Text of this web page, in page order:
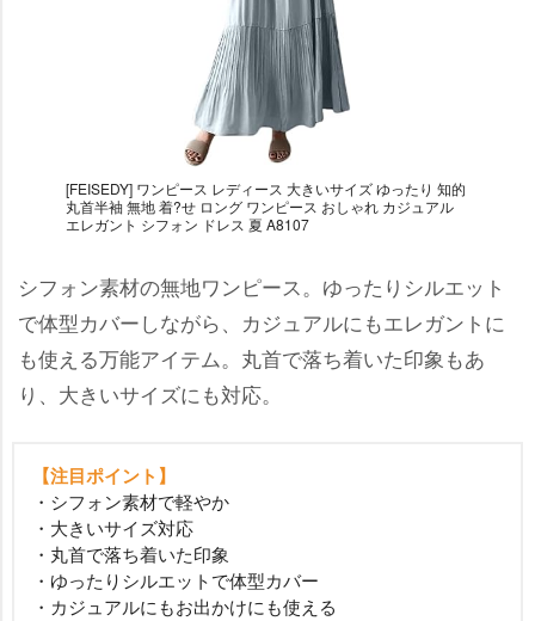
[FEISEDY] ワンピース レディース 大きいサイズ ゆったり 知的
丸首半袖 無地 着?せ ロング ワンピース おしゃれ カジュアル
エレガント シフォン ドレス 夏 A8107
シフォン素材の無地ワンピース。ゆったりシルエット
で体型カバーしながら、カジュアルにもエレガントに
も使える万能アイテム。丸首で落ち着いた印象もあ
り、大きいサイズにも対応。
【注目ポイント】
・シフォン素材で軽やか
・大きいサイズ対応
・丸首で落ち着いた印象
・ゆったりシルエットで体型カバー
・カジュアルにもお出かけにも使える